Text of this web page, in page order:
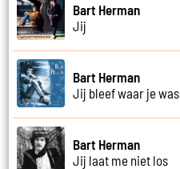
Bart Herman
Jij
Bart Herman
Jij bleef waar je was
Bart Herman
Jij laat me niet los